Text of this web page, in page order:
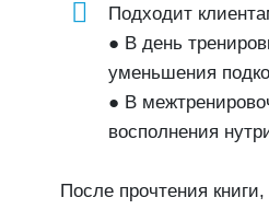
Подходит
● В день
уменьшения
● В
восполнения
После прочтения